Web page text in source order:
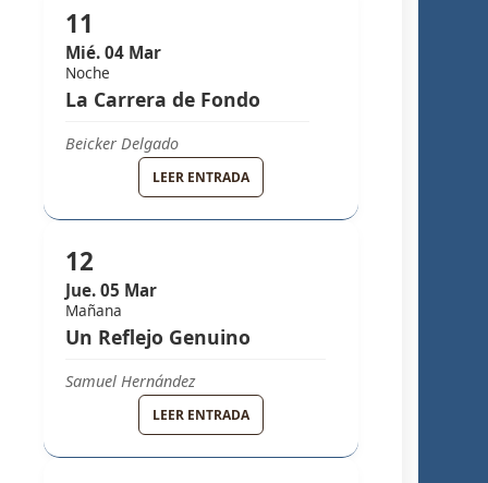
11
Mié. 04 Mar
Noche
La Carrera de Fondo
Beicker Delgado
LEER ENTRADA
12
Jue. 05 Mar
Mañana
Un Reflejo Genuino
Samuel Hernández
LEER ENTRADA